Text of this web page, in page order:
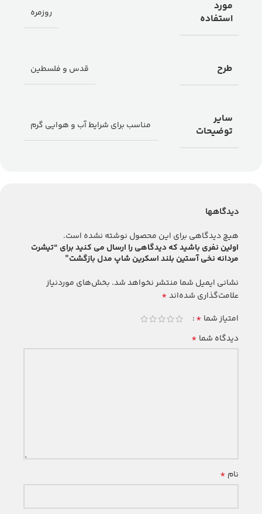
مورد
استفاده
روزمره
طرح قدس و فلسطین
سایر
توضیحات
مناسب برای شرایط آب و هوایی گرم
دیدگاهها
هیچ دیدگاهی برای این محصول نوشته نشده است.
اولین نفری باشید که دیدگاهی را ارسال می کنید برای “تیشرت
مردانه نخی آستین بلند اسکرین شاپ مدل بازگشت”
نشانی ایمیل شما منتشر نخواهد شد. بخش‌های موردنیاز
علامت‌گذاری شده‌اند*
امتیاز شما *
دیدگاه شما *
نام *